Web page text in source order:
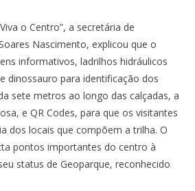
o Centro”, a secretária de
Nascimento, explicou que o
informativos, ladrilhos hidráulicos
dinossauro para identificação dos
sete metros ao longo das calçadas, a
e QR Codes, para que os visitantes
dos locais que compõem a trilha. O
pontos importantes do centro à
status de Geoparque, reconhecido